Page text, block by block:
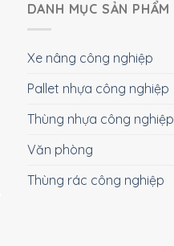
DANH MỤC SẢN PHẨM
Xe nâng công nghiệp
Pallet nhựa công nghiệp
Thùng nhựa công nghiệp
Văn phòng
Thùng rác công nghiệp